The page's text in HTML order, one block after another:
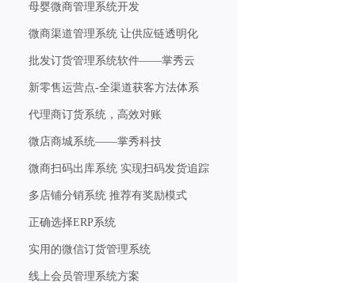
母婴微商管理系统开发
微商渠道管理系统 让供应链透明化
批发订货管理系统软件——掌秀云
新零售运营点-全渠道获客方法体系
代理商订货系统，高效对账
微店商城系统——掌秀科技
微商扫码出库系统 实现扫码发货追踪
多店铺分销系统 推荐有奖励模式
正确选择ERP系统
实用的微信订货管理系统
线上会员管理系统方案